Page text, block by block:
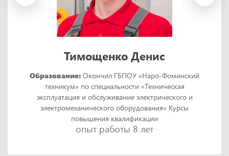
Тимощенко Денис
Образование: Окончил ГБПОУ «Наро-Фоминский
техникум» по специальности «Техническая
эксплуатация и обслуживание электрического и
электромеханического оборудования» Курсы
повышения квалификации
опыт работы 8 лет